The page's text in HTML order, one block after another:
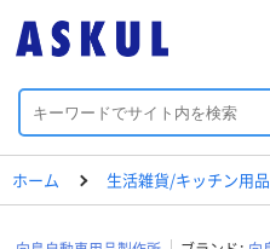
ホーム 生活雑貨/キッチン用品